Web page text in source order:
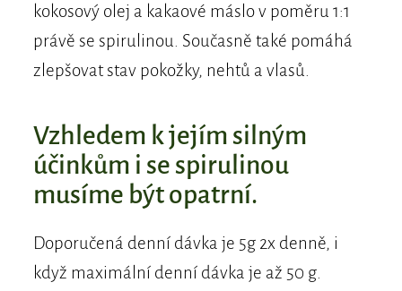
kokosový olej a kakaové máslo v poměru 1:1
právě se spirulinou. Současně také pomáhá
zlepšovat stav pokožky, nehtů a vlasů.
Vzhledem k jejím silným
účinkům i se spirulinou
musíme být opatrní.
Doporučená denní dávka je 5g 2x denně, i
když maximální denní dávka je až 50 g.